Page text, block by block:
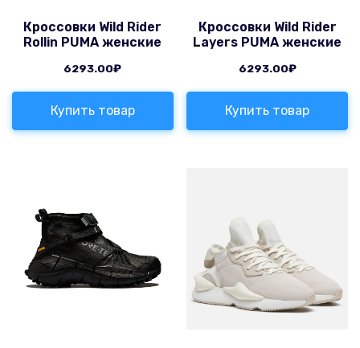
Кроссовки Wild Rider
Rollin PUMA женские
6293.00₽
Купить товар
Кроссовки Wild Rider
Layers PUMA женские
6293.00₽
Купить товар